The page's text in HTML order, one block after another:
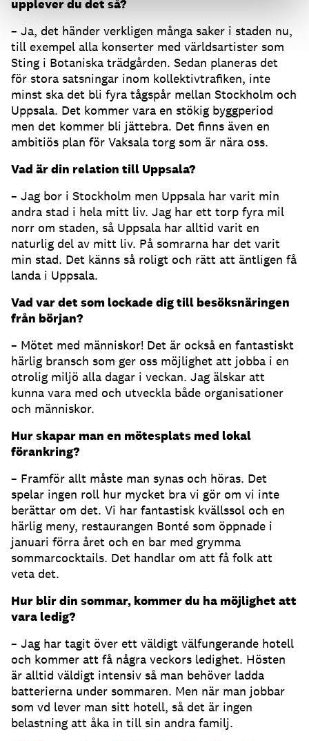
upplever du det så?
– Ja, det händer verkligen många saker i staden nu,
till exempel alla konserter med världsartister som
Sting i Botaniska trädgården. Sedan planeras det
för stora satsningar inom kollektivtrafiken, inte
minst ska det bli fyra tågspår mellan Stockholm och
Uppsala. Det kommer vara en stökig byggperiod
men det kommer bli jättebra. Det finns även en
ambitiös plan för Vaksala torg som är nära oss.
Vad är din relation till Uppsala?
– Jag bor i Stockholm men Uppsala har varit min
andra stad i hela mitt liv. Jag har ett torp fyra mil
norr om staden, så Uppsala har alltid varit en
naturlig del av mitt liv. På somrarna har det varit
min stad. Det känns så roligt och rätt att äntligen få
landa i Uppsala.
Vad var det som lockade dig till besöksnäringen
från början?
– Mötet med människor! Det är också en fantastiskt
härlig bransch som ger oss möjlighet att jobba i en
otrolig miljö alla dagar i veckan. Jag älskar att
kunna vara med och utveckla både organisationer
och människor.
Hur skapar man en mötesplats med lokal
förankring?
– Framför allt måste man synas och höras. Det
spelar ingen roll hur mycket bra vi gör om vi inte
berättar om det. Vi har fantastisk kvällssol och en
härlig meny, restaurangen Bonté som öppnade i
januari förra året och en bar med grymma
sommarcocktails. Det handlar om att få folk att
veta det.
Hur blir din sommar, kommer du ha möjlighet att
vara ledig?
– Jag har tagit över ett väldigt välfungerande hotell
och kommer att få några veckors ledighet. Hösten
är alltid väldigt intensiv så man behöver ladda
batterierna under sommaren. Men när man jobbar
som vd lever man sitt hotell, så det är ingen
belastning att åka in till sin andra familj.